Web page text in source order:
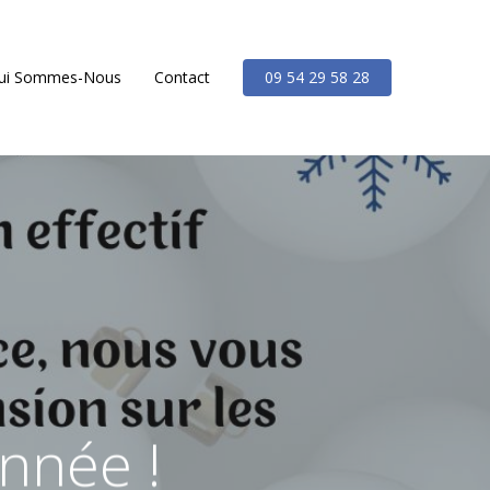
Sommes-Nous Contact 09 54 29 58 28
!